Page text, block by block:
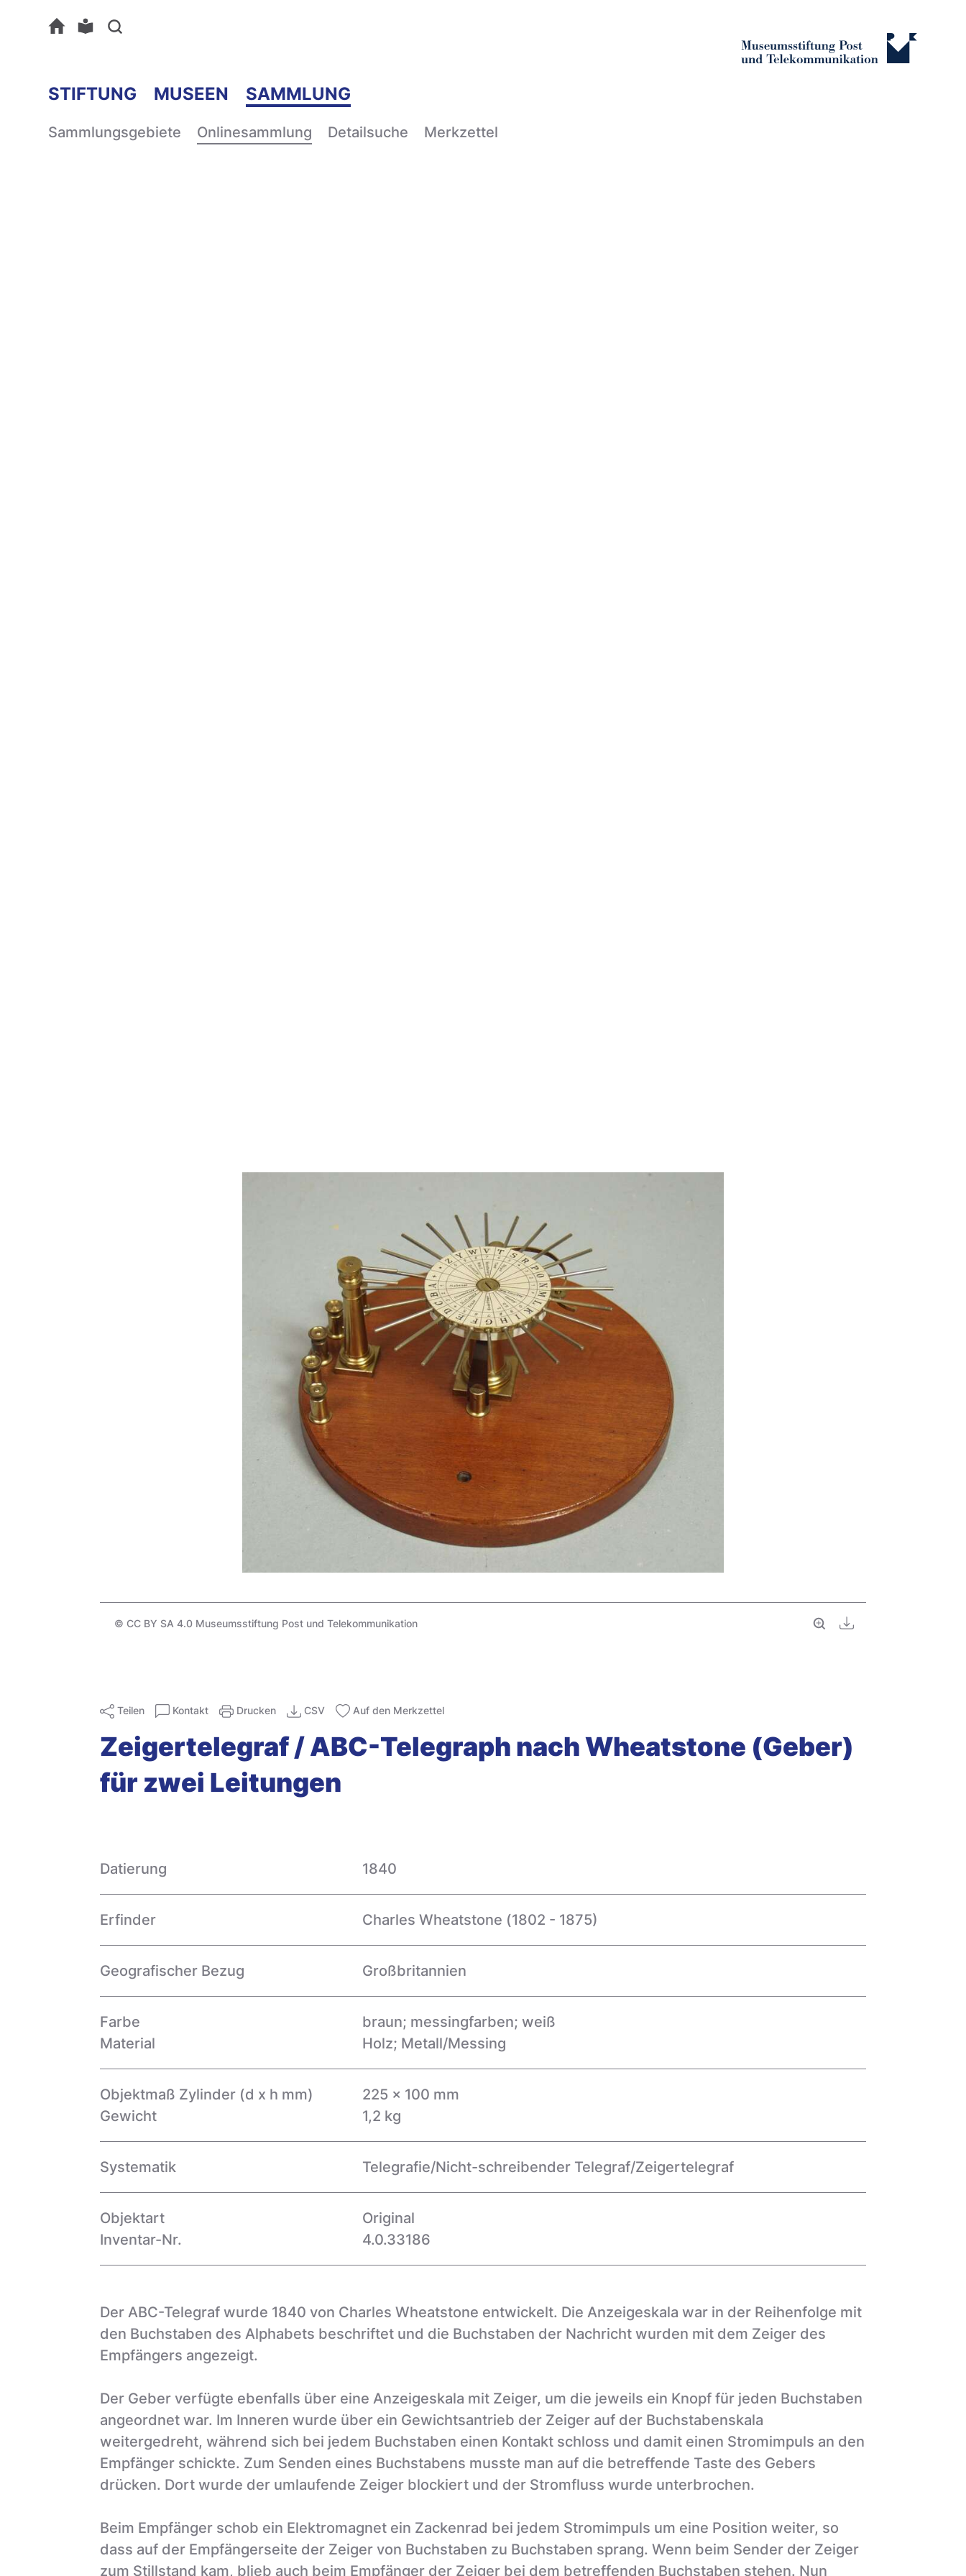
STIFTUNG MUSEEN SAMMLUNG
Sammlungsgebiete Onlinesammlung Detailsuche Merkzettel
VollbildDownload
© CC BY SA 4.0 Museumsstiftung Post und Telekommunikation
Teilen Kontakt Drucken CSV Auf den Merkzettel
Zeigertelegraf / ABC-Telegraph nach Wheatstone (Geber)
für zwei Leitungen
Datierung 1840
Erfinder Charles Wheatstone (1802 - 1875)
Geografischer Bezug Großbritannien
Farbe
braun; messingfarben; weiß
Material
Holz; Metall/Messing
Objektmaß Zylinder (d x h mm)
225 x 100 mm
Gewicht
1,2 kg
Systematik Telegrafie/Nicht-schreibender Telegraf/Zeigertelegraf
Objektart
Original
Inventar-Nr.
4.0.33186
Der ABC-Telegraf wurde 1840 von Charles Wheatstone entwickelt. Die Anzeigeskala war in der Reihenfolge mit
den Buchstaben des Alphabets beschriftet und die Buchstaben der Nachricht wurden mit dem Zeiger des
Empfängers angezeigt.
Der Geber verfügte ebenfalls über eine Anzeigeskala mit Zeiger, um die jeweils ein Knopf für jeden Buchstaben
angeordnet war. Im Inneren wurde über ein Gewichtsantrieb der Zeiger auf der Buchstabenskala
weitergedreht, während sich bei jedem Buchstaben einen Kontakt schloss und damit einen Stromimpuls an den
Empfänger schickte. Zum Senden eines Buchstabens musste man auf die betreffende Taste des Gebers
drücken. Dort wurde der umlaufende Zeiger blockiert und der Stromfluss wurde unterbrochen.
Beim Empfänger schob ein Elektromagnet ein Zackenrad bei jedem Stromimpuls um eine Position weiter, so
dass auf der Empfängerseite der Zeiger von Buchstaben zu Buchstaben sprang. Wenn beim Sender der Zeiger
zum Stillstand kam, blieb auch beim Empfänger der Zeiger bei dem betreffenden Buchstaben stehen. Nun